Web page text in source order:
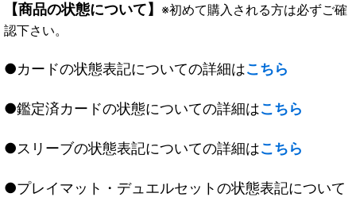
【商品の状態について】 ※初めて購入される方は必ずご確
認下さい。
●カードの状態表記についての詳細はこちら
●鑑定済カードの状態についての詳細はこちら
●スリーブの状態表記についての詳細はこちら
●プレイマット・デュエルセットの状態表記について